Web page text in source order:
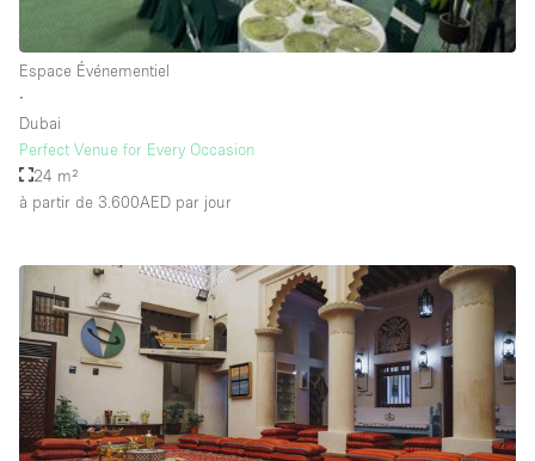
Salle de Bain
Smoking Area
Style Haussmannien
Surface Habitable
Système de sécurité
Terrace
Water Access
Espace Événementiel
∙
Dubai
Perfect Venue for Every Occasion
24 m²
à partir de 3.600AED par jour